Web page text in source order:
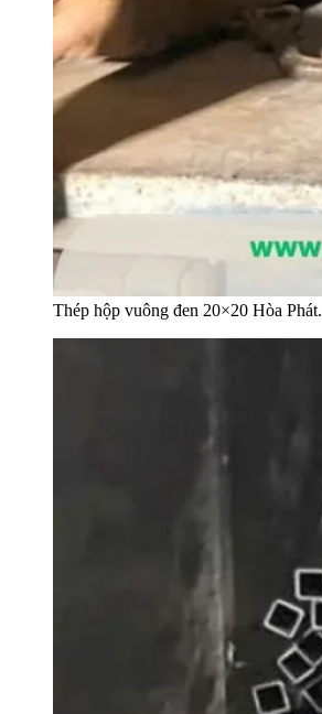
Thép hộp vuông đen 20×20 Hòa Phát.